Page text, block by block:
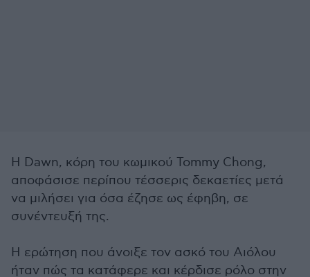
Η Dawn, κόρη του κωμικού Tommy Chong,
αποφάσισε περίπου τέσσερις δεκαετίες μετά
να μιλήσει για όσα έζησε ως έφηβη, σε
συνέντευξή της.
Η ερώτηση που άνοιξε τον ασκό του Αιόλου
ήταν πώς τα κατάφερε και κέρδισε ρόλο στην